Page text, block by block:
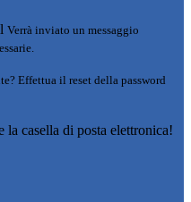
Verrà inviato un messaggio
Effettua il reset della password
casella di posta elettronica!